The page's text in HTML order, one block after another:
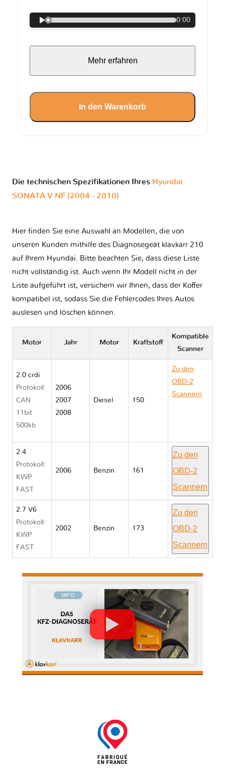
0:00
Mehr erfahren
In den Warenkorb
Die technischen Spezifikationen Ihres Hyundai
SONATA V NF (2004 - 2010)
Hier finden Sie eine Auswahl an Modellen, die von
unseren Kunden mithilfe des Diagnosegeät klavkarr 210
auf Ihrem Hyundai. Bitte beachten Sie, dass diese Liste
nicht vollständig ist. Auch wenn Ihr Modell nicht in der
Liste aufgeführt ist, versichern wir Ihnen, dass der Koffer
kompatibel ist, sodass Sie die Fehlercodes Ihres Autos
auslesen und löschen können.
Motor Jahr Motor Kraftstoff
Kompatible
Scanner
2.0 crdi
Protokoll:
CAN
11bit
500kb
2006
2007
2008
Diesel 150
Zu den
OBD-2
Scannern
2.4
Protokoll:
KWP
FAST
2006 Benzin 161
Zu den
OBD-2
Scannern
2.7 V6
Protokoll:
KWP
FAST
2002 Benzin 173
Zu den
OBD-2
Scannern